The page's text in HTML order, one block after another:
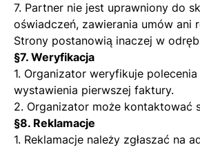
7. Partner nie jest uprawniony do
oświadczeń, zawierania umów ani
Strony postanowią inaczej w
§7. Weryfikacja
1. Organizator weryfikuje
wystawienia pierwszej faktury.
2. Organizator może kontaktować
§8. Reklamacje
1. Reklamacje należy zgłaszać na